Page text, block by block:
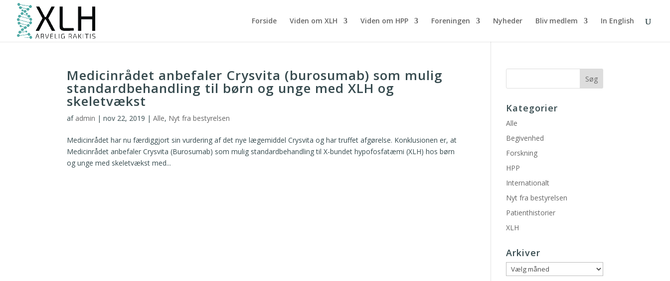
Forside Viden om XLH Viden om HPP Foreningen Nyheder Bliv medlem In English
Medicinrådet anbefaler Crysvita (burosumab) som mulig
standardbehandling til børn og unge med XLH og
skeletvækst
af admin |nov 22, 2019 |Alle, Nyt fra bestyrelsen
Medicinrådet har nu færdiggjort sin vurdering af det nye lægemiddel Crysvita og har truffet afgørelse. Konklusionen er, at
Medicinrådet anbefaler Crysvita (Burosumab) som mulig standardbehandling til X-bundet hypofosfatæmi (XLH) hos børn
og unge med skeletvækst med...
Kategorier
Alle
Begivenhed
Forskning
HPP
Internationalt
Nyt fra bestyrelsen
Patienthistorier
XLH
Arkiver
Arkiver